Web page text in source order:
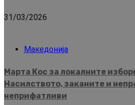
31/03/2026
Македонија
Марта Кос за локалните
Насилството, заканите и
неприфатливи